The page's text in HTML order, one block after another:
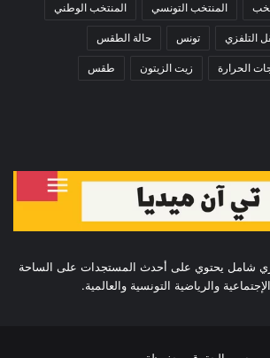
المنتخب التونسي المنتخب الوطني
التلفزي تونس حالة الطقس
الحرارة زيت الزيتون طقس
شامل يحتوي على أحدث المستجدات على الساحة
والرياضية التونسية والعالمية.